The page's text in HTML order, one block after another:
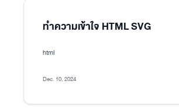
ทำความเข้าใจ HTML SVG
html
Dec. 10, 2024